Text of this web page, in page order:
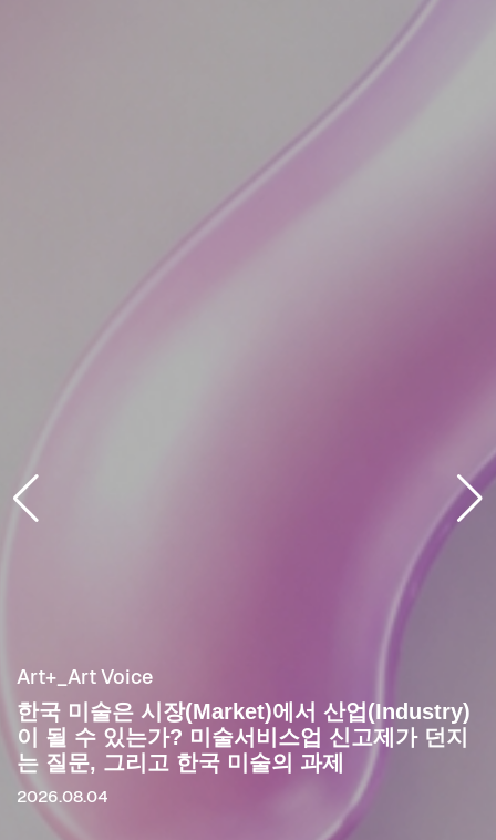
Art+_Art Voice
한국 미술은 시장(Market)에서 산업(Industry)
이 될 수 있는가? 미술서비스업 신고제가 던지
는 질문, 그리고 한국 미술의 과제
2026.08.04